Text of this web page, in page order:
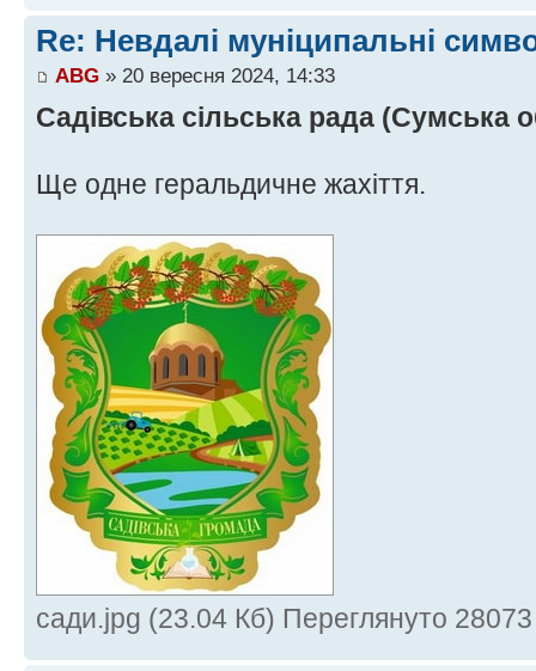
Re: Невдалі муніципальні
ABG » 20 вересня 2024, 14:33
Садівська сільська рада (Сумська
Ще одне геральдичне жахіття.
сади.jpg (23.04 Кб) Переглянуто 28073